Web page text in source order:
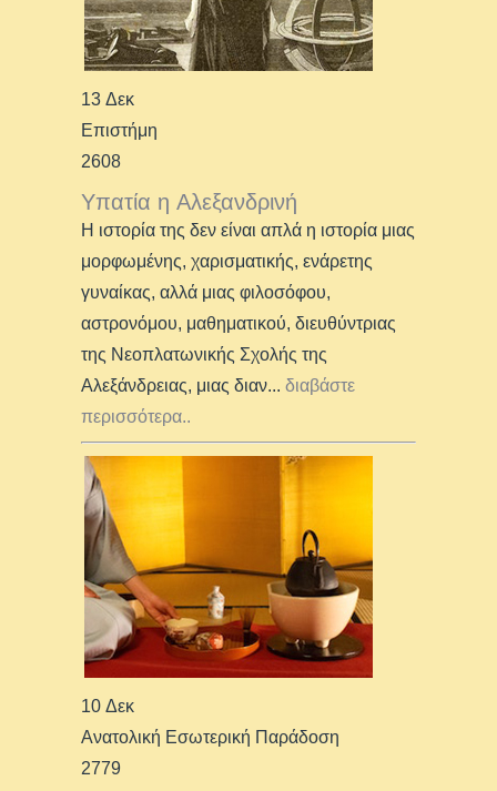
13 Δεκ
Επιστήμη
2608
Υπατία η Αλεξανδρινή
Η ιστορία της δεν είναι απλά η ιστορία μιας
μορφωμένης, χαρισματικής, ενάρετης
γυναίκας, αλλά μιας φιλοσόφου,
αστρονόμου, μαθηματικού, διευθύντριας
της Νεοπλατωνικής Σχολής της
Αλεξάνδρειας, μιας διαν... διαβάστε
περισσότερα..
10 Δεκ
Ανατολική Εσωτερική Παράδοση
2779